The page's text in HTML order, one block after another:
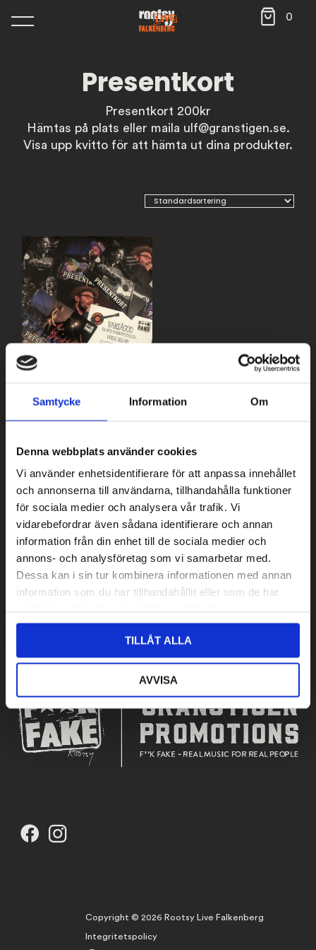
Samtycke Information Om
Denna webbplats använder cookies
Vi använder enhetsidentifierare för att anpassa innehållet
och annonserna till användarna, tillhandahålla funktioner
för sociala medier och analysera vår trafik. Vi
vidarebefordrar även sådana identifierare och annan
information från din enhet till de sociala medier och
annons- och analysföretag som vi samarbetar med.
Dessa kan i sin tur kombinera informationen med annan
information som du har tillhandahållit eller som de har
TILLÅT ALLA
AVVISA
0
Presentkort
Presentkort 200kr
Hämtas på plats eller maila ulf@granstigen.se.
Visa upp kvitto för att hämta ut dina produkter.
200kr
Support your local music
scene
Tack alla ni som stödjer vår ideella konsertförening.
Copyright © 2026 Rootsy Live Falkenberg
Integritetspolicy